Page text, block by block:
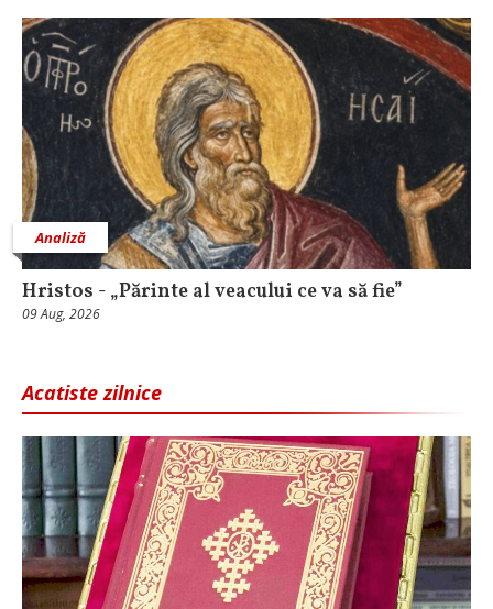
Analiză
Hristos - „Părinte al veacului ce va să fie”
09 Aug, 2026
Acatiste zilnice